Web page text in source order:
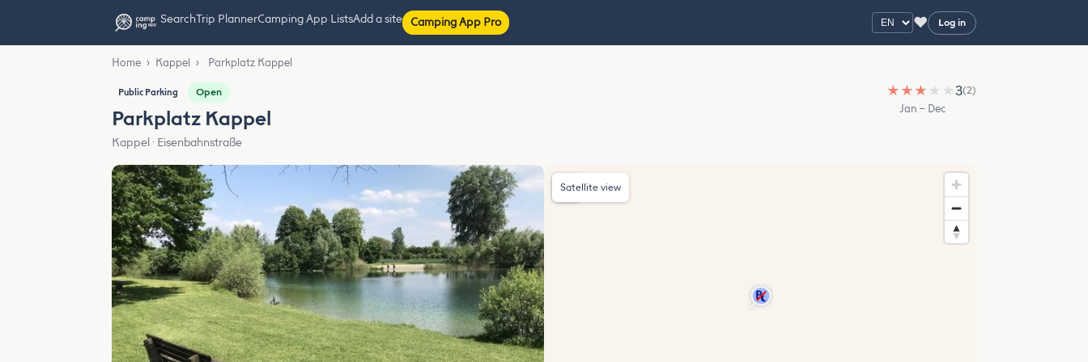
SearchTrip PlannerCamping App ListsAdd a site Camping App Pro ♥ Log in
Home › Kappel › Parkplatz Kappel
Public Parking Open
Parkplatz Kappel
Kappel · Eisenbahnstraße
★ ★ ★ ★ ★3(2)
Jan – Dec
Satellite view